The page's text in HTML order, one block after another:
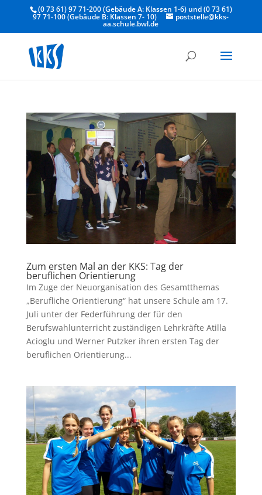
(0 73 61) 97 71-200 (Gebäude A: Klassen 1-6) und (0 73 61)
97 71-100 (Gebäude B: Klassen 7- 10) poststelle@kks-
aa.schule.bwl.de
Zum ersten Mal an der KKS: Tag der
beruflichen Orientierung
Im Zuge der Neuorganisation des Gesamtthemas
„Berufliche Orientierung“ hat unsere Schule am 17.
Juli unter der Federführung der für den
Berufswahlunterricht zuständigen Lehrkräfte Atilla
Acioglu und Werner Putzker ihren ersten Tag der
beruflichen Orientierung...